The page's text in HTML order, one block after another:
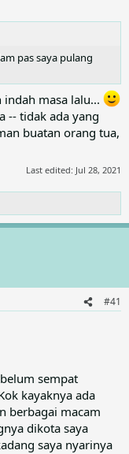
pas saya pulang
masa lalu...
-- tidak ada yang
buatan orang tua,
Last edited: Jul 28, 2021
#41
sempat
kayaknya ada
berbagai macam
dikota saya
saya nyarinya